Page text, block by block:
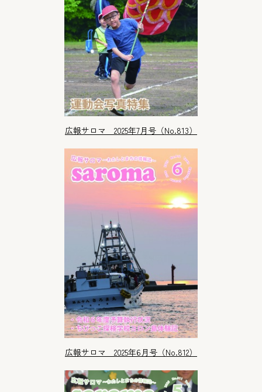
広報サロマ 2025年7月号（No.813）
広報サロマ 2025年6月号（No.812）